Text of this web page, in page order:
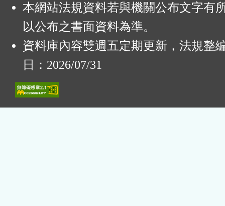
本網站法規資料若與機關公布文字有
以公布之書面資料為準。
資料庫內容雙週五定期更新，法規整
日：2026/07/31